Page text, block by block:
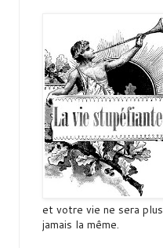
et votre vie ne sera plus
jamais la même.